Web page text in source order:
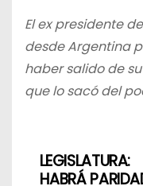
El ex presidente
desde Argentina
haber salido de
que lo sacó del
NLEGISLATURA:
HABRÁ